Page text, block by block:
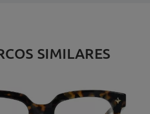
SIMILARES